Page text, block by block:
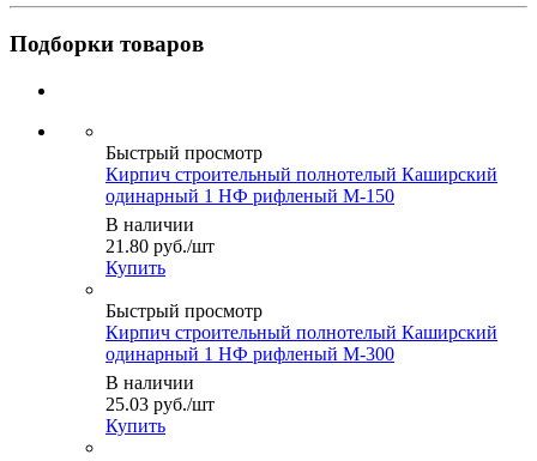
Подборки товаров
Быстрый просмотр
Кирпич строительный полнотелый Каширский
одинарный 1 НФ рифленый М-150
В наличии
21.80 руб./шт
Купить
Быстрый просмотр
Кирпич строительный полнотелый Каширский
одинарный 1 НФ рифленый М-300
В наличии
25.03 руб./шт
Купить